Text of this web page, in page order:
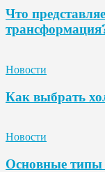
Что
Новости
Как выбрать
Новости
Основные типы